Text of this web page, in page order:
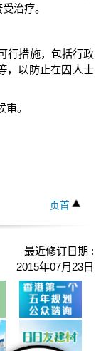
治疗。
行措施，包括行政
，以防止在囚人士
。
页首
最近修订日期 :
2015年07月23日